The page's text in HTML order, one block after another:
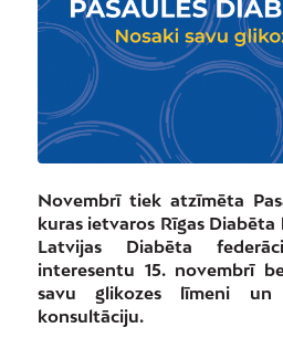
Novembrī tiek atzīmēta
kuras ietvaros Rīgas
Latvijas Diabēta
interesentu 15. novembrī
savu glikozes līmeni un
konsultāciju.